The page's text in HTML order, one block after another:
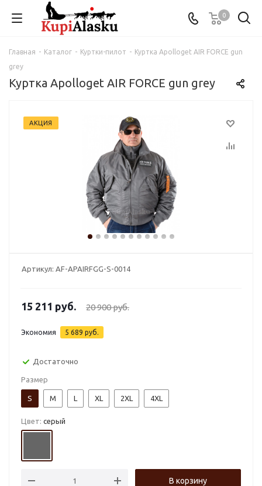
0
Главная - Каталог - Куртки-пилот - Куртка Apolloget AIR FORCE gun
grey
Куртка Apolloget AIR FORCE gun grey
АКЦИЯ
Артикул: AF-APAIRFGG-S-0014
15 211 руб. 20 900руб.
Экономия 5 689 руб.
Достаточно
Размер
S M L XL 2XL 4XL
Цвет: серый
В корзину